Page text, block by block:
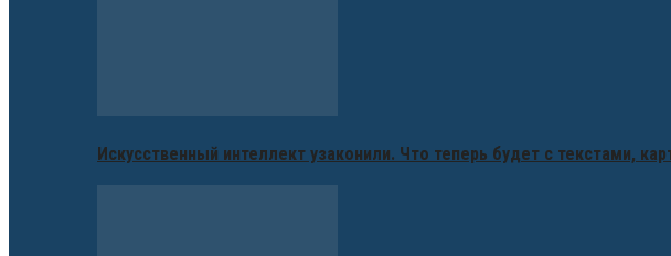
Искусственный интеллект узаконили. Что теперь будет с текстами,